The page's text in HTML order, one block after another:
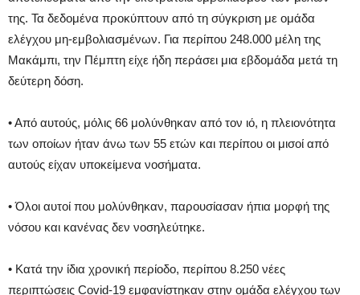
της. Τα δεδομένα προκύπτουν από τη σύγκριση με ομάδα
ελέγχου μη-εμβολιασμένων. Για περίπου 248.000 μέλη της
Μακάμπι, την Πέμπτη είχε ήδη περάσει μια εβδομάδα μετά τη
δεύτερη δόση.
• Από αυτούς, μόλις 66 μολύνθηκαν από τον ιό, η πλειονότητα
των οποίων ήταν άνω των 55 ετών και περίπου οι μισοί από
αυτούς είχαν υποκείμενα νοσήματα.
• Όλοι αυτοί που μολύνθηκαν, παρουσίασαν ήπια μορφή της
νόσου και κανένας δεν νοσηλεύτηκε.
• Κατά την ίδια χρονική περίοδο, περίπου 8.250 νέες
περιπτώσεις Covid-19 εμφανίστηκαν στην ομάδα ελέγχου των